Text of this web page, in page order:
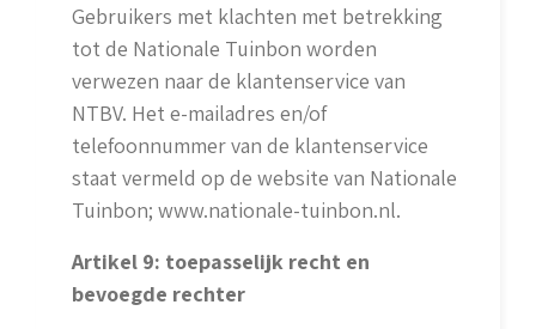
Gebruikers met klachten met betrekking
tot de Nationale Tuinbon worden
verwezen naar de klantenservice van
NTBV. Het e-mailadres en/of
telefoonnummer van de klantenservice
staat vermeld op de website van Nationale
Tuinbon; www.nationale-tuinbon.nl.
Artikel 9: toepasselijk recht en
bevoegde rechter